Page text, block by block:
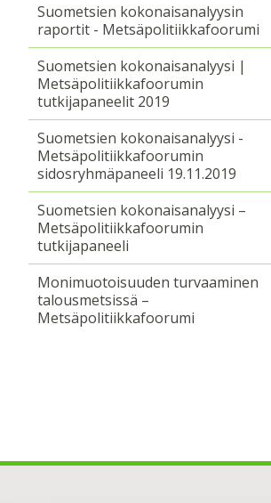
Suometsien kokonaisanalyysin
raportit - Metsäpolitiikkafoorumi
Suometsien kokonaisanalyysi |
Metsäpolitiikkafoorumin
tutkijapaneelit 2019
Suometsien kokonaisanalyysi -
Metsäpolitiikkafoorumin
sidosryhmäpaneeli 19.11.2019
Suometsien kokonaisanalyysi –
Metsäpolitiikkafoorumin
tutkijapaneeli
Monimuotoisuuden turvaaminen
talousmetsissä –
Metsäpolitiikkafoorumi